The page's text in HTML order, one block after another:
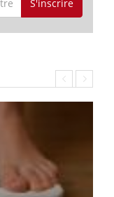
S'inscrire